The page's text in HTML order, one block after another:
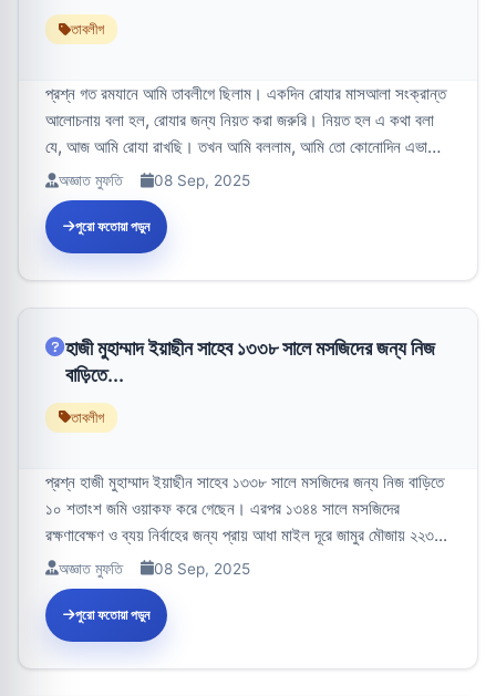
তাবলীগ
প্রশ্ন গত রমযানে আমি তাবলীগে ছিলাম। একদিন রোযার মাসআলা সংক্রান্ত
আলোচনায় বলা হল, রোযার জন্য নিয়ত করা জরুরি। নিয়ত হল এ কথা বলা
যে, আজ আমি রোযা রাখছি। তখন আমি বললাম, আমি তো কোনোদিন এভাবে
নিয়ত করিনি...
অজ্ঞাত মুফতি 08 Sep, 2025
পুরো ফতোয়া পড়ুন
হাজী মুহাম্মাদ ইয়াছীন সাহেব ১৩৩৮ সালে মসজিদের জন্য নিজ
বাড়িতে...
তাবলীগ
প্রশ্ন হাজী মুহাম্মাদ ইয়াছীন সাহেব ১৩৩৮ সালে মসজিদের জন্য নিজ বাড়িতে
১০ শতাংশ জমি ওয়াকফ করে গেছেন। এরপর ১৩৪৪ সালে মসজিদের
রক্ষণাবেক্ষণ ও ব্যয় নির্বাহের জন্য প্রায় আধা মাইল দূরে জামুর মৌজায় ২২৩...
অজ্ঞাত মুফতি 08 Sep, 2025
পুরো ফতোয়া পড়ুন